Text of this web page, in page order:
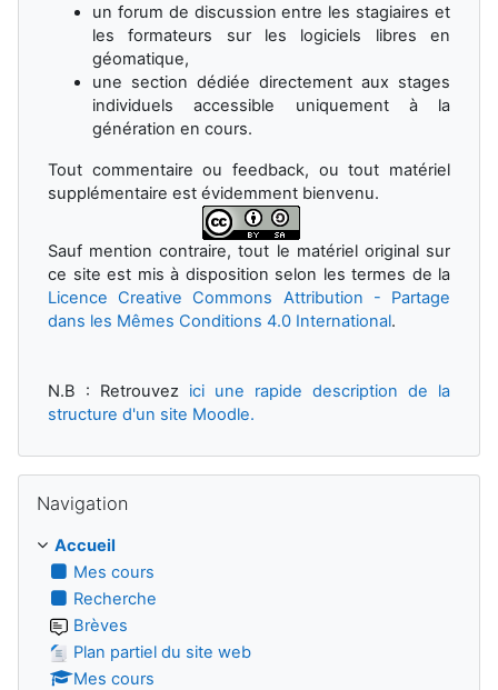
un forum de discussion entre les stagiaires et
les formateurs sur les logiciels libres en
géomatique,
une section dédiée directement aux stages
individuels accessible uniquement à la
génération en cours.
Tout commentaire ou feedback, ou tout matériel
supplémentaire est évidemment bienvenu.
Sauf mention contraire, tout le matériel original sur
ce site est mis à disposition selon les termes de la
Licence Creative Commons Attribution - Partage
dans les Mêmes Conditions 4.0 International.
N.B : Retrouvez ici une rapide description de la
structure d'un site Moodle.
Navigation
Accueil
Mes cours
Recherche
Brèves
Plan partiel du site web
Mes cours